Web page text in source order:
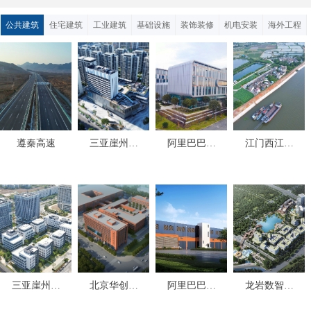
公共建筑 住宅建筑 工业建筑 基础设施 装饰装修 机电安装 海外工程
遵秦高速
三亚崖州湾
综合服务中
心二期
阿里巴巴上
园一期项目
江门西江潭
重点支流综
合治理工程
（一期）
三亚崖州湾
北京华创高
阿里巴巴张
龙岩数智科